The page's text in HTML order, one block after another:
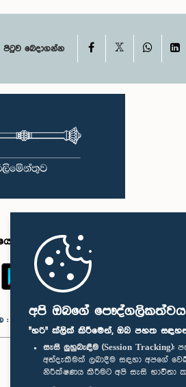
අපි ඔබගේ
"හරි" ක්ලික් කිරීමෙන්, ඔබ පහත
සැසි ලුහුබැඳීම (Session Tracking):
අත්දැකීමක් ලබාදීම සඳහා අපගේ
නිරීක්ෂණය කිරීමට අපි සැසි භාවිතා
පිටුව බෙදාගන්න Facebook
: